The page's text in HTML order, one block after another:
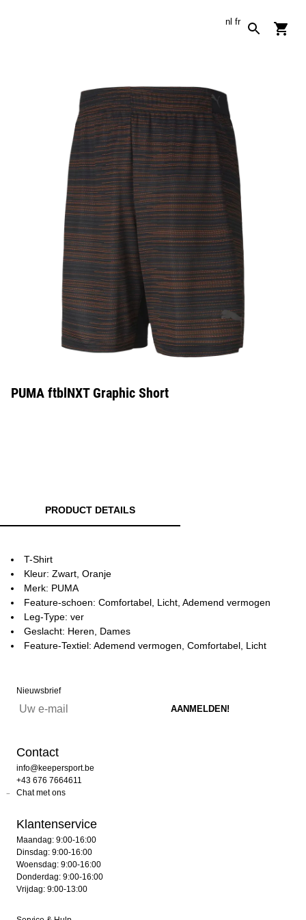
nl fr
PUMA ftblNXT Graphic Short
PRODUCT DETAILS
T-Shirt
Kleur: Zwart, Oranje
Merk: PUMA
Feature-schoen: Comfortabel, Licht, Ademend vermogen
Leg-Type: ver
Geslacht: Heren, Dames
Feature-Textiel: Ademend vermogen, Comfortabel, Licht
Nieuwsbrief
Contact
info@keepersport.be
+43 676 7664611
Chat met ons
Klantenservice
Maandag: 9:00-16:00
Dinsdag: 9:00-16:00
Woensdag: 9:00-16:00
Donderdag: 9:00-16:00
Vrijdag: 9:00-13:00